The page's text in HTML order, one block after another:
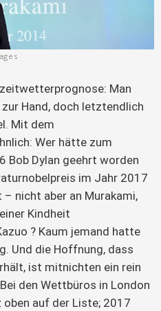
Man
Hand, doch letztendlich
Mit dem
Wer hätte zum
Bob Dylan geehrt worden
im Jahr 2017
nicht aber an Murakami,
Kindheit
? Kaum jemand hatte
Und die Hoffnung, dass
ist mitnichten ein rein
den Wettbüros in London
auf der Liste; 2017